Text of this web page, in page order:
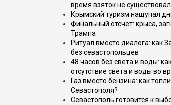
время взяток не
Крымский туризм нащупал
Финальный отсчёт: крыса,
Трампа
Ритуал вместо диалога: как
без севастопольцев
48 часов без света и воды:
отсутствие света и воды во
Газ вместо бензина: как
Севастополя?
Севастополь готовится к